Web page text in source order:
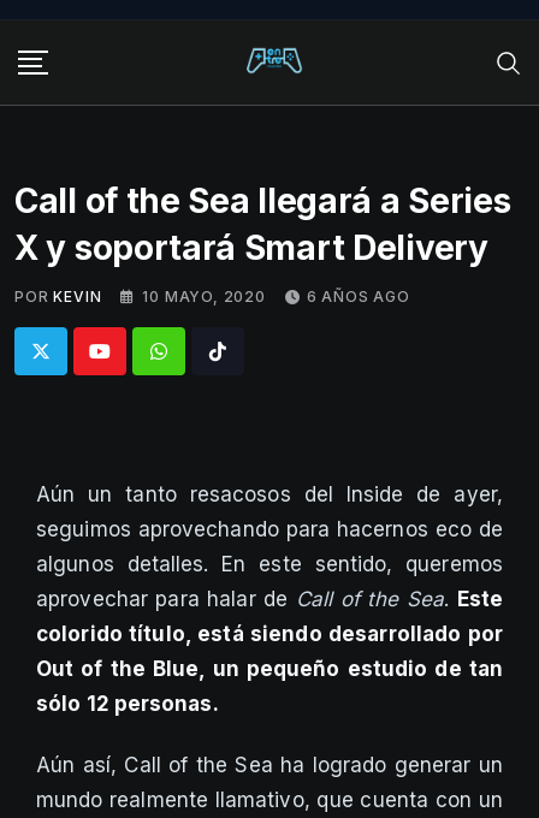
content
Call of the Sea llegará a Series
X y soportará Smart Delivery
POR KEVIN 10 MAYO, 2020 6 AÑOS AGO
WhatsappTiktok
Aún un tanto resacosos del Inside de ayer,
seguimos aprovechando para hacernos eco de
algunos detalles. En este sentido, queremos
aprovechar para halar de Call of the Sea. Este
colorido título, está siendo desarrollado por
Out of the Blue, un pequeño estudio de tan
sólo 12 personas.
Aún así, Call of the Sea ha logrado generar un
mundo realmente llamativo, que cuenta con un